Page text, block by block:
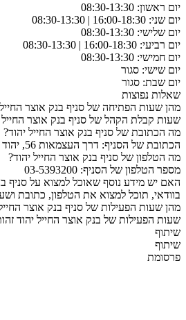
יום ראשון: 08:30-13:30
יום שני: 16:00-18:30 | 08:30-13:30
יום שלישי: 08:30-13:30
יום רביעי: 16:00-18:30 | 08:30-13:30
יום חמישי: 08:30-13:30
יום שישי: סגור
יום שבת: סגור
שאלות נפוצות
מהן שעות הפתיחה של סניף בנק אוצר החייל
שעות קבלת הקהל של סניף בנק אוצר
מה הכתובת של סניף בנק אוצר החייל יהוד?
הכתובת של הסניף: דרך העצמאות 56, יהוד
מה הטלפון של סניף בנק אוצר החייל יהוד?
מספר הטלפון של הסניף: 03-5393200
האם יש מידע נוסף שאוכל למצוא על סניף
בוודאי, תוכל למצוא את הטלפון, כתובת
מהן שעות הפעילות של סניף בנק אוצר
שעות הפעילות של בנק אוצר החייל יהוד
שיתוף
שיתוף
פרסומת